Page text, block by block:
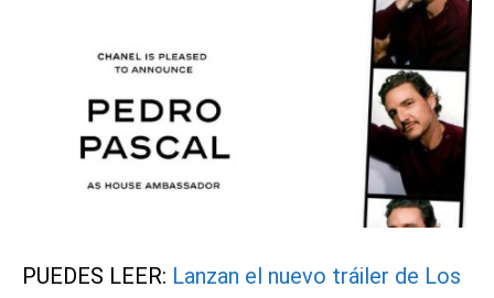
PUEDES LEER: Lanzan el nuevo tráiler de Los